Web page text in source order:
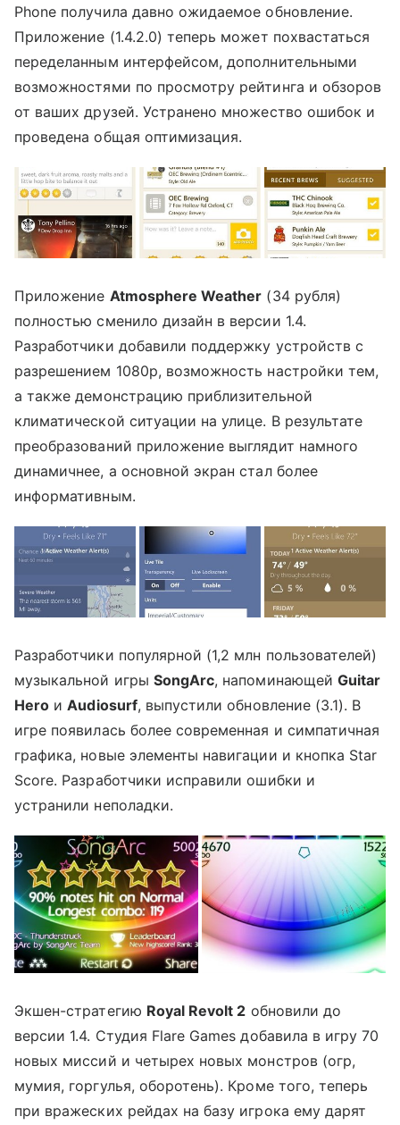
Phone получила давно ожидаемое обновление.
Приложение (1.4.2.0) теперь может похвастаться
переделанным интерфейсом, дополнительными
возможностями по просмотру рейтинга и обзоров
от ваших друзей. Устранено множество ошибок и
проведена общая оптимизация.
Приложение Atmosphere Weather (34 рубля)
полностью сменило дизайн в версии 1.4.
Разработчики добавили поддержку устройств с
разрешением 1080p, возможность настройки тем,
а также демонстрацию приблизительной
климатической ситуации на улице. В результате
преобразований приложение выглядит намного
динамичнее, а основной экран стал более
информативным.
Разработчики популярной (1,2 млн пользователей)
музыкальной игры SongArc, напоминающей Guitar
Hero иAudiosurf, выпустили обновление (3.1). В
игре появилась более современная и симпатичная
графика, новые элементы навигации и кнопка Star
Score. Разработчики исправили ошибки и
устранили неполадки.
Экшен-стратегию Royal Revolt 2 обновили до
версии 1.4. Студия Flare Games добавила в игру 70
новых миссий и четырех новых монстров (огр,
мумия, горгулья, оборотень). Кроме того, теперь
при вражеских рейдах на базу игрока ему дарят